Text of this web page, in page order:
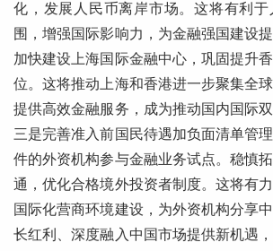
化，发展人民币离岸市场。这将有利
围，增强国际影响力，为金融强国建设
加快建设上海国际金融中心，巩固提升
位。这将推动上海和香港进一步聚集全
提供高效金融服务，成为推动国内国际
三是完善准入前国民待遇加负面清单管
件的外资机构参与金融业务试点。稳慎
通，优化合格境外投资者制度。这将有
国际化营商环境建设，为外资机构分享
长红利、深度融入中国市场提供新机遇